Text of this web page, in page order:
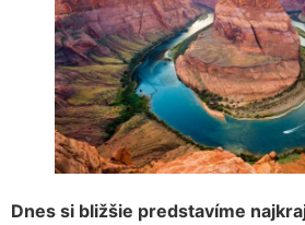
Dnes si bližšie predstavíme